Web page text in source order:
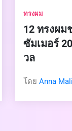
ทรงผม
12 ทรงผ
ซัมเมอร์
วล
โดย Anna